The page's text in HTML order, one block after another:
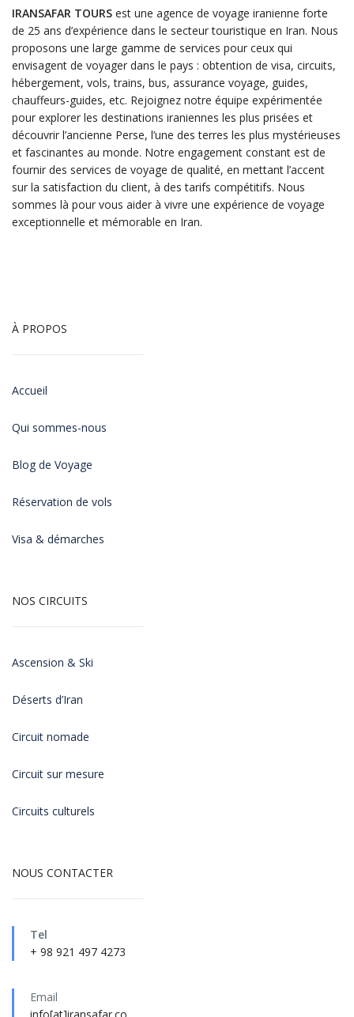
IRANSAFAR TOURS est une agence de voyage iranienne forte
de 25 ans d’expérience dans le secteur touristique en Iran. Nous
proposons une large gamme de services pour ceux qui
envisagent de voyager dans le pays : obtention de visa, circuits,
hébergement, vols, trains, bus, assurance voyage, guides,
chauffeurs-guides, etc. Rejoignez notre équipe expérimentée
pour explorer les destinations iraniennes les plus prisées et
découvrir l’ancienne Perse, l’une des terres les plus mystérieuses
et fascinantes au monde. Notre engagement constant est de
fournir des services de voyage de qualité, en mettant l’accent
sur la satisfaction du client, à des tarifs compétitifs. Nous
sommes là pour vous aider à vivre une expérience de voyage
exceptionnelle et mémorable en Iran.
À PROPOS
Accueil
Qui sommes-nous
Blog de Voyage
Réservation de vols
Visa & démarches
NOS CIRCUITS
Ascension & Ski
Déserts d’Iran
Circuit nomade
Circuit sur mesure
Circuits culturels
NOUS CONTACTER
Tel
+ 98 921 497 4273
Email